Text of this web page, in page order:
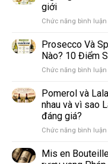
giới
Chức năng bình luận
Prosecco Và
Nào? 10 Điểm
Chức năng bình luận
Pomerol và
nhau và vì sao
đáng giá?
Chức năng bình luận
Mis en